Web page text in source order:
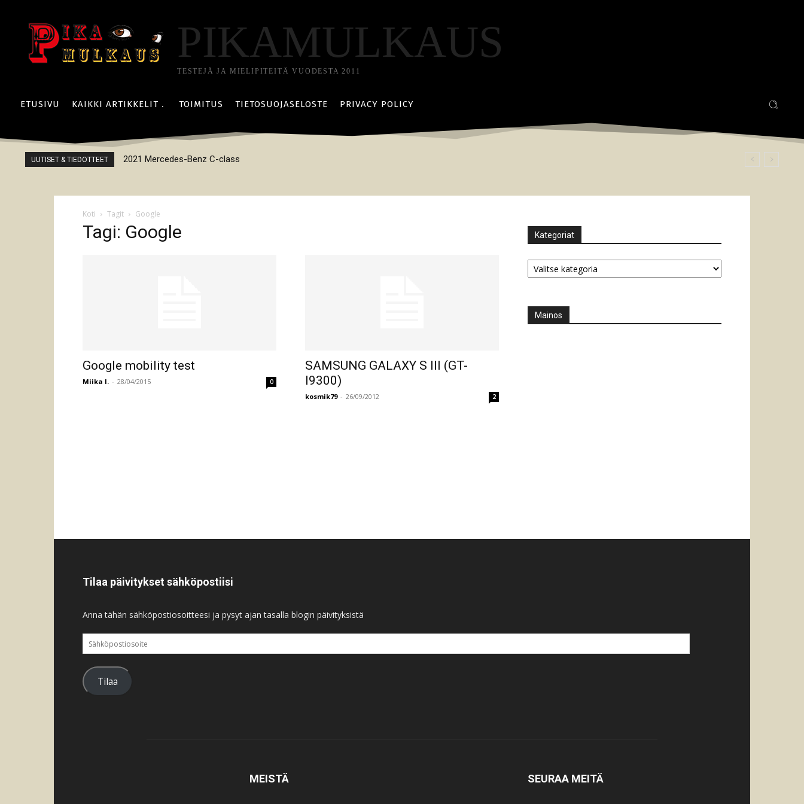
PIKAMULKAUS
TESTEJÄ JA MIELIPITEITÄ VUODESTA 2011
ETUSIVU KAIKKI ARTIKKELIT TOIMITUS TIETOSUOJASELOSTE PRIVACY POLICY
UUTISET & TIEDOTTEET 2021 Mercedes-Benz C-class
Koti Tagit Google
Tagi: Google
Google mobility test
Miika I. - 28/04/2015 0
SAMSUNG GALAXY S III (GT-
I9300)
kosmik79 - 26/09/2012 2
Kategoriat
Kategoriat
Mainos
Tilaa päivitykset sähköpostiisi
Anna tähän sähköpostiosoitteesi ja pysyt ajan tasalla blogin päivityksistä
Sähköpostiosoite
Tilaa
MEISTÄ SEURAA MEITÄ